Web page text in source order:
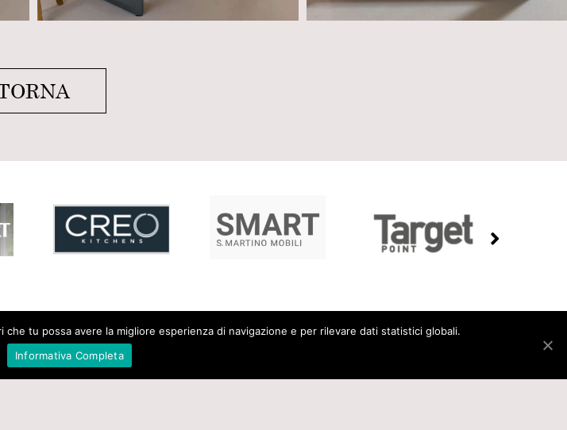
tu possa avere la migliore esperienza di navigazione e per rilevare dati statistici globali.
Informativa Completa